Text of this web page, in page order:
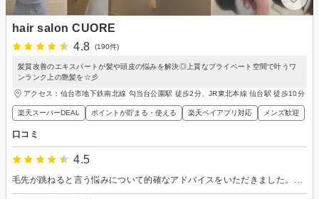
hair salon CUORE
4.8
(190件)
髪質改善のエキスパートが髪や頭皮の悩みを解決◎上質なプライベート空間で叶うワ
ンランク上の艶髪を☆彡
アクセス：仙台市地下鉄南北線 勾当台公園駅 徒歩2分、JR東北本線 仙台駅 徒歩10分
楽天スーパーDEAL ポイントが貯まる・使える 楽天ペイアプリ対応 メンズ歓迎
口コミ
4.5